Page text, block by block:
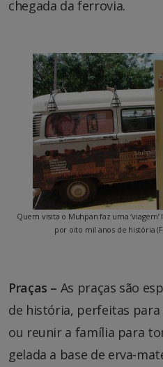
chegada da ferrovia.
Quem visita o Muhpan faz uma
por oito mil anos de história
Praças – As praças são
de história, perfeitas
ou reunir a família para
gelada a base de erva-